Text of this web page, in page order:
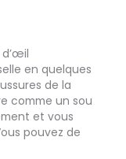
de vous
et récupérez vos
commande,
seront prêts à
nos techniciens,
un carton conçu
en quelques
de la
comme un sou
et vous
pouvez de